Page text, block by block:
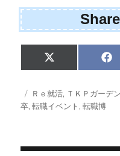
Share
on
X
(
w
i
t
)
F
a
e
b
投
稿
タ
グ
Ｒｅ就活, ＴＫＰガーデ
卒,転職イベント,転職博